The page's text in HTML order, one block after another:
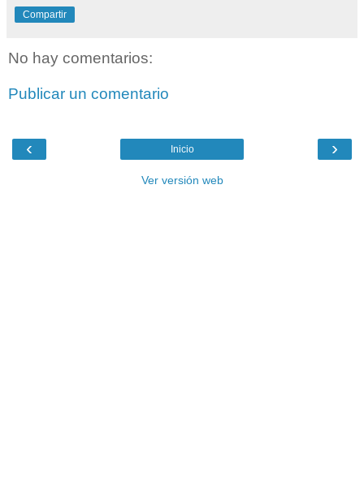
Compartir
No hay comentarios:
Publicar un comentario
‹ ›
Inicio
Ver versión web